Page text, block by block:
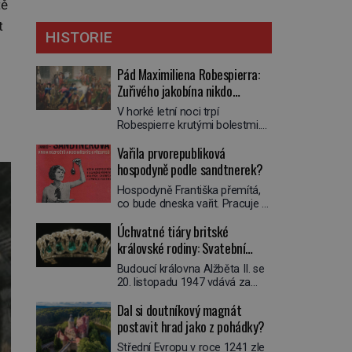
HISTORIE
Pád Maximiliena Robespierra:
Zuřivého jakobína nikdo
nelitoval?
V horké letní noci trpí
Robespierre krutými bolestmi.
víří kolotoč myšlenek. Když se
probere z mdlob, vzpomene si
na jednu z pařížských
jasnovidek, kterou před lety
navštívil. Prorokovala mu
vysmál. „Robespierre to
dotáhne hodně daleko,“
prohlásil o něm jiný významný
francouzský revolucionář,
Honoré de Mirabeau […]
Vařila prvorepubliková
hospodyně podle sandtnerek?
Hospodyně Františka přemítá,
co bude dneska vařit. Pracuje v
mlsný jazýček. Zalistuje proto
rychle v jedné ze „sandtnerek“.
„Zaplaťpánbůh, že už
nemusíme chodit s lístky,“
povzdechne si směrem ke
ruce. Ještě v prvních letech
nové republiky fungoval kvůli
nedostatku zboží přídělový
Úchvatné tiáry britské
královské rodiny: Svatební
klenot Alžbětě II. praskl
Budoucí královna Alžběta II. se
20. listopadu 1947 vdává za
Mountbattena. Aby měla na
obřad ve Westminsteru podle
tradice „něco vypůjčeného“, její
Dal si doutníkový magnát
postavit hrad jako z pohádky?
Střední Evropu v roce 1241 zle